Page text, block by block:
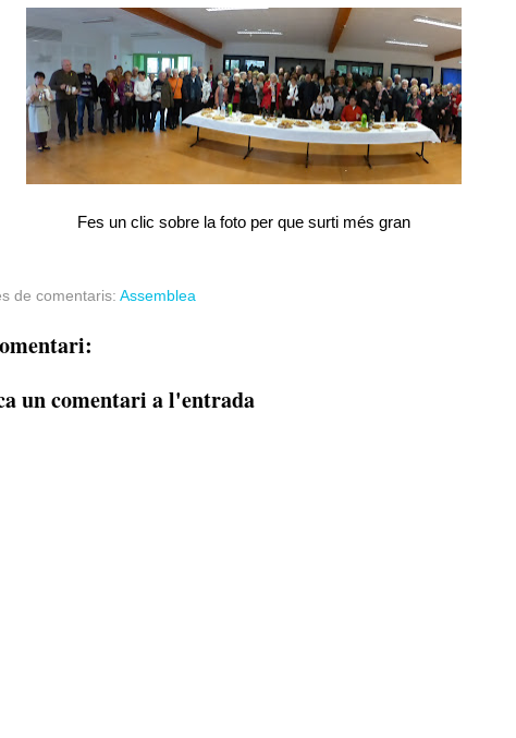
Fes un clic sobre la foto per que surti més gran
de comentaris: Assemblea
un comentari a l'entrada